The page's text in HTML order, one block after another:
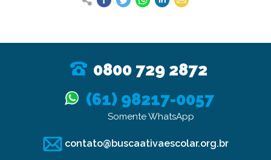
0800 729 2872
(61) 98217-0057
Somente WhatsApp
contato@buscaativaescolar.org.br